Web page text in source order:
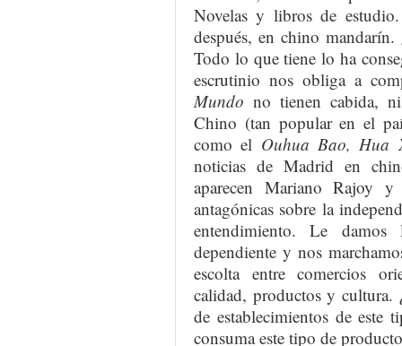
Novelas y libros de
después, en chino
Todo lo que tiene lo ha
escrutinio nos obliga a
Mundo no tienen cabida,
Chino (tan popular en el
como el Ouhua Bao, Hua
noticias de Madrid en
aparecen Mariano Rajoy
antagónicas sobre la
entendimiento. Le
dependiente y nos
escolta entre comercios
calidad, productos y cultura.
de establecimientos de este
consuma este tipo de